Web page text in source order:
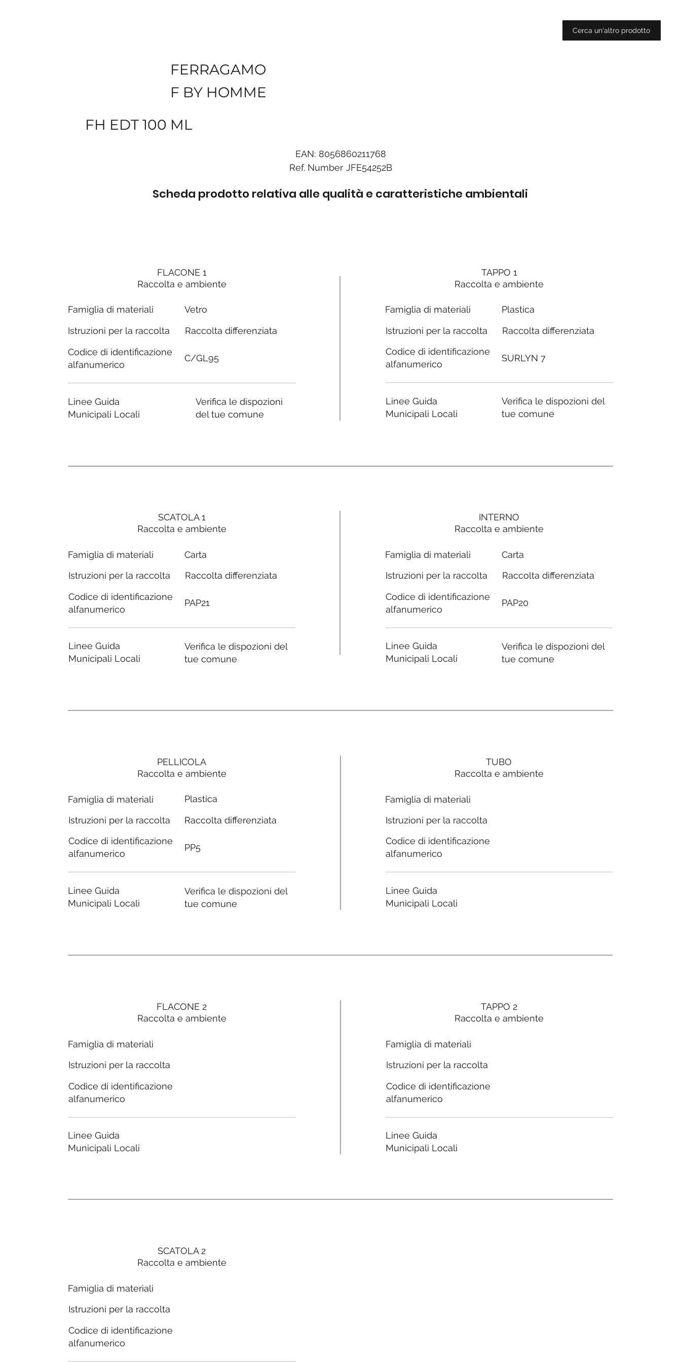
Cerca un'altro prodotto
FERRAGAMO
F BY HOMME
FH EDT 100 ML
EAN: 8056860211768
Ref. Number JFE54252B
Scheda prodotto relativa alle qualità e caratteristiche ambientali
FLACONE 1
Raccolta e ambiente
Famiglia di materiali
Istruzioni per la raccolta
Codice di identificazione
alfanumerico
Linee Guida
Municipali Locali
Vetro
Raccolta differenziata
C/GL95
Verifica le dispozioni
del tue comune
SCATOLA 1
Raccolta e ambiente
Famiglia di materiali
Istruzioni per la raccolta
Codice di identificazione
alfanumerico
Linee Guida
Municipali Locali
Carta
Raccolta differenziata
PAP21
Verifica le dispozioni del
tue comune
PELLICOLA
Raccolta e ambiente
Famiglia di materiali
Istruzioni per la raccolta
Codice di identificazione
alfanumerico
Linee Guida
Municipali Locali
Plastica
Raccolta differenziata
PP5
Verifica le dispozioni del
tue comune
FLACONE 2
Raccolta e ambiente
Famiglia di materiali
Istruzioni per la raccolta
Codice di identificazione
alfanumerico
Linee Guida
Municipali Locali
SCATOLA 2
Raccolta e ambiente
Famiglia di materiali
Istruzioni per la raccolta
Codice di identificazione
alfanumerico
TAPPO 1
Raccolta e ambiente
Famiglia di materiali
Istruzioni per la raccolta
Codice di identificazione
alfanumerico
Linee Guida
Municipali Locali
Plastica
Raccolta differenziata
SURLYN 7
Verifica le dispozioni del
tue comune
INTERNO
Raccolta e ambiente
Famiglia di materiali
Istruzioni per la raccolta
Codice di identificazione
alfanumerico
Linee Guida
Municipali Locali
Carta
Raccolta differenziata
PAP20
Verifica le dispozioni del
tue comune
TUBO
Raccolta e ambiente
Famiglia di materiali
Istruzioni per la raccolta
Codice di identificazione
alfanumerico
Linee Guida
Municipali Locali
TAPPO 2
Raccolta e ambiente
Famiglia di materiali
Istruzioni per la raccolta
Codice di identificazione
alfanumerico
Linee Guida
Municipali Locali